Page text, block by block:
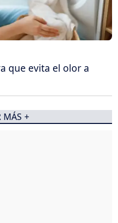
que evita el olor a
MÁS +